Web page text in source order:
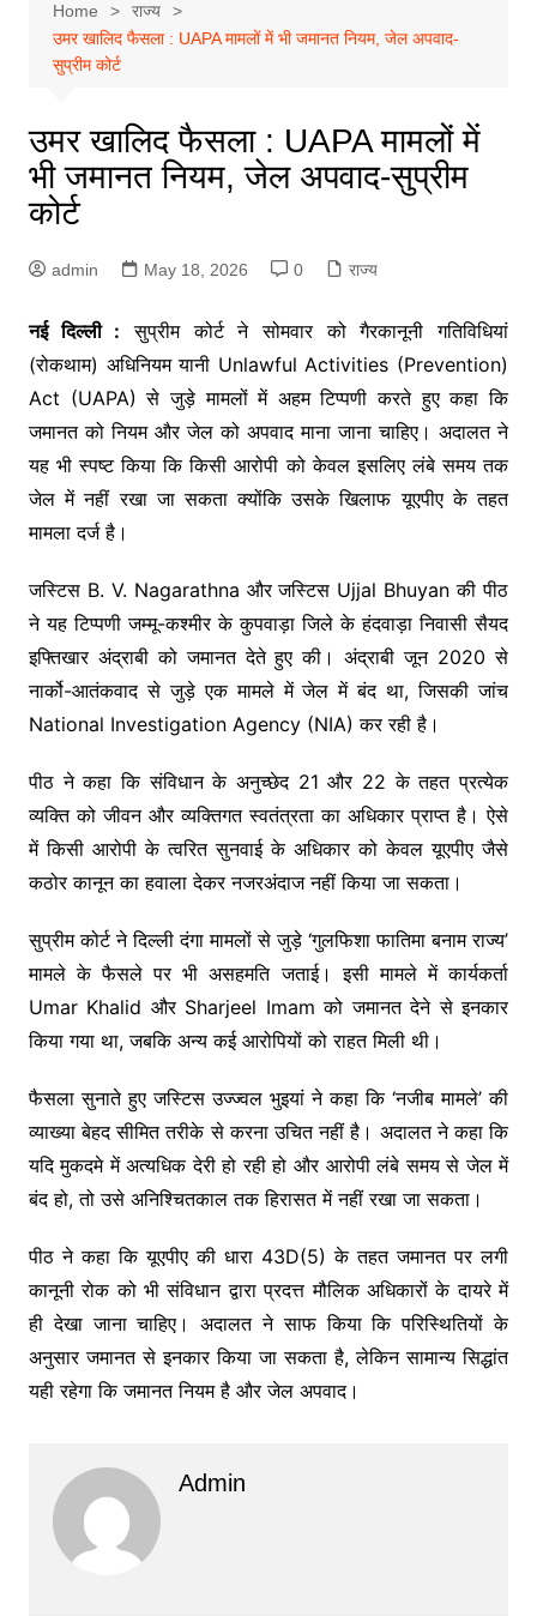
Home
राज्य
उमर खालिद फैसला : UAPA मामलों में भी जमानत नियम, जेल अपवाद-
सुप्रीम कोर्ट
उमर खालिद फैसला : UAPA मामलों में
भी जमानत नियम, जेल अपवाद-सुप्रीम
कोर्ट
admin May 18, 2026 0 राज्य
नई दिल्ली : सुप्रीम कोर्ट ने सोमवार को गैरकानूनी गतिविधियां
(रोकथाम) अधिनियम यानी Unlawful Activities (Prevention)
Act (UAPA) से जुड़े मामलों में अहम टिप्पणी करते हुए कहा कि
जमानत को नियम और जेल को अपवाद माना जाना चाहिए। अदालत ने
यह भी स्पष्ट किया कि किसी आरोपी को केवल इसलिए लंबे समय तक
जेल में नहीं रखा जा सकता क्योंकि उसके खिलाफ यूएपीए के तहत
मामला दर्ज है।
जस्टिस B. V. Nagarathna और जस्टिस Ujjal Bhuyan की पीठ
ने यह टिप्पणी जम्मू-कश्मीर के कुपवाड़ा जिले के हंदवाड़ा निवासी सैयद
इफ्तिखार अंद्राबी को जमानत देते हुए की। अंद्राबी जून 2020 से
नार्को-आतंकवाद से जुड़े एक मामले में जेल में बंद था, जिसकी जांच
National Investigation Agency(NIA) कर रही है।
पीठ ने कहा कि संविधान के अनुच्छेद 21 और 22 के तहत प्रत्येक
व्यक्ति को जीवन और व्यक्तिगत स्वतंत्रता का अधिकार प्राप्त है। ऐसे
में किसी आरोपी के त्वरित सुनवाई के अधिकार को केवल यूएपीए जैसे
कठोर कानून का हवाला देकर नजरअंदाज नहीं किया जा सकता।
सुप्रीम कोर्ट ने दिल्ली दंगा मामलों से जुड़े ‘गुलफिशा फातिमा बनाम राज्य’
मामले के फैसले पर भी असहमति जताई। इसी मामले में कार्यकर्ता
Umar Khalid और Sharjeel Imam को जमानत देने से इनकार
किया गया था, जबकि अन्य कई आरोपियों को राहत मिली थी।
फैसला सुनाते हुए जस्टिस उज्ज्वल भुइयां ने कहा कि ‘नजीब मामले’ की
व्याख्या बेहद सीमित तरीके से करना उचित नहीं है। अदालत ने कहा कि
यदि मुकदमे में अत्यधिक देरी हो रही हो और आरोपी लंबे समय से जेल में
बंद हो, तो उसे अनिश्चितकाल तक हिरासत में नहीं रखा जा सकता।
पीठ ने कहा कि यूएपीए की धारा 43D(5) के तहत जमानत पर लगी
कानूनी रोक को भी संविधान द्वारा प्रदत्त मौलिक अधिकारों के दायरे में
ही देखा जाना चाहिए। अदालत ने साफ किया कि परिस्थितियों के
अनुसार जमानत से इनकार किया जा सकता है, लेकिन सामान्य सिद्धांत
यही रहेगा कि जमानत नियम है और जेल अपवाद।
Admin